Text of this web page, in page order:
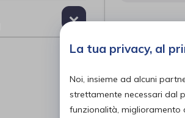
La tua privacy, al
Noi, insieme ad alcuni
strettamente necessari dal
funzionalità, miglioramento